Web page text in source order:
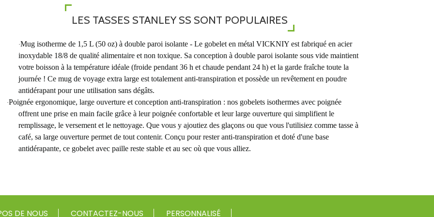
LES TASSES STANLEY SS SONT POPULAIRES
·Mug isotherme de 1,5 L (50 oz) à double paroi isolante - Le gobelet en métal VICKNIY est fabriqué en acier
inoxydable 18/8 de qualité alimentaire et non toxique. Sa conception à double paroi isolante sous vide maintient
votre boisson à la température idéale (froide pendant 36 h et chaude pendant 24 h) et la garde fraîche toute la
journée ! Ce mug de voyage extra large est totalement anti-transpiration et possède un revêtement en poudre
antidérapant pour une utilisation sans dégâts.
·Poignée ergonomique, large ouverture et conception anti-transpiration : nos gobelets isothermes avec poignée
offrent une prise en main facile grâce à leur poignée confortable et leur large ouverture qui simplifient le
remplissage, le versement et le nettoyage. Que vous y ajoutiez des glaçons ou que vous l'utilisiez comme tasse à
café, sa large ouverture permet de tout contenir. Conçu pour rester anti-transpiration et doté d'une base
antidérapante, ce gobelet avec paille reste stable et au sec où que vous alliez.
DE NOUS CONTACTEZ-NOUS PERSONNALISÉ